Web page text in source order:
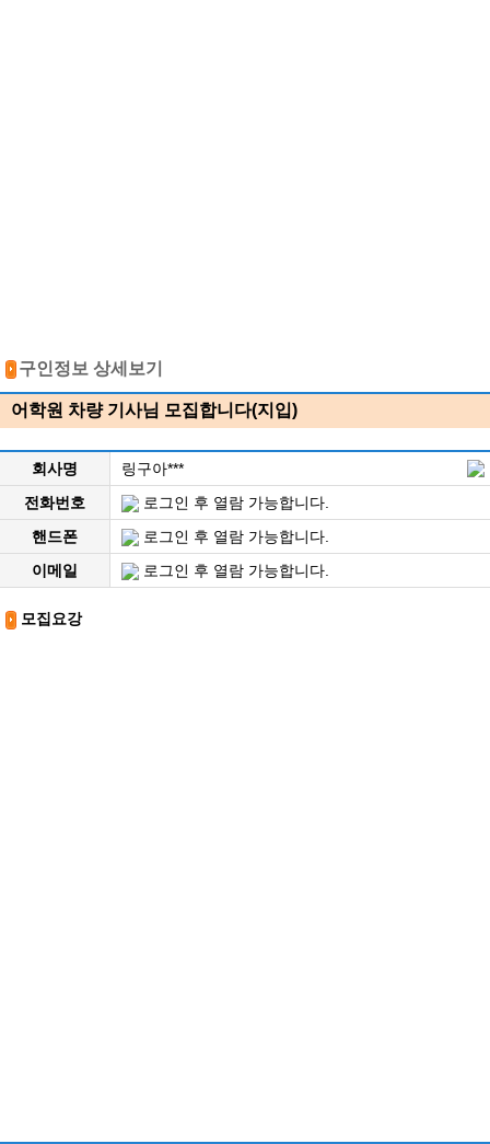
구인정보 상세보기
어학원 차량 기사님 모집합니다(지입)
회사명
링구아***
전화번호
로그인 후 열람 가능합니다.
핸드폰
로그인 후 열람 가능합니다.
이메일
로그인 후 열람 가능합니다.
모집요강